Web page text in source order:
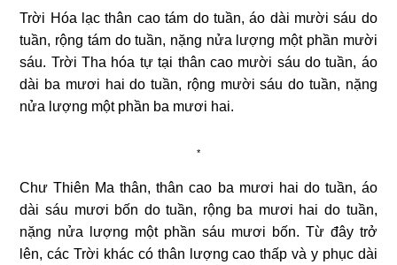
Trời Hóa lạc thân cao tám do tuần, áo dài mười sáu do
tuần, rộng tám do tuần, nặng nửa lượng một phần mười
sáu. Trời Tha hóa tự tại thân cao mười sáu do tuần, áo
dài ba mươi hai do tuần, rộng mười sáu do tuần, nặng
nửa lượng một phần ba mươi hai.
*
Chư Thiên Ma thân, thân cao ba mươi hai do tuần, áo
dài sáu mươi bốn do tuần, rộng ba mươi hai do tuần,
nặng nửa lượng một phần sáu mươi bốn. Từ đây trở
lên, các Trời khác có thân lượng cao thấp và y phục dài